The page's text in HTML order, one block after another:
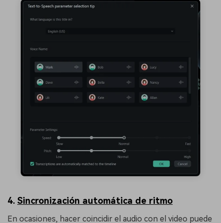
4. Sincronización automática de ritmo
En ocasiones, hacer coincidir el audio con el video puede